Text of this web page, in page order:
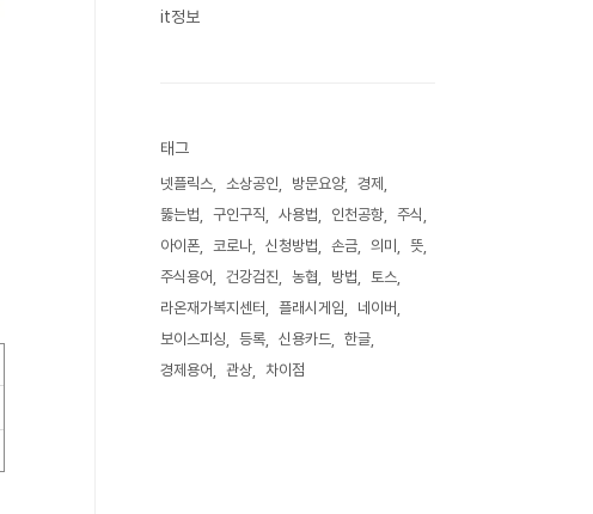
it정보
태그
넷플릭스 소상공인 방문요양
경제
뚫는법
구인구직 사용법 인천공항
주식
아이폰
코로나 신청방법 손금 의미
뜻
주식용어
건강검진 농협 방법
토스
라온재가복지센터
플래시게임
네이버
보이스피싱
등록 신용카드
한글
경제용어
관상 차이점